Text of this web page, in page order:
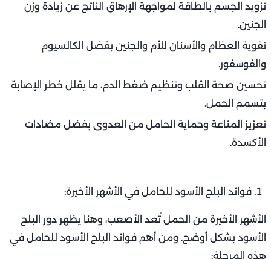
تزويد الجسم بالطاقة لمواجهة الإرهاق الناتج عن زيادة وزن
الجنين.
تقوية العظام والأسنان للأم والجنين بفضل الكالسيوم
والفوسفور.
تحسين صحة القلب وتنظيم ضغط الدم، ما يقلل خطر الإصابة
بتسمم الحمل.
تعزيز المناعة وحماية الحامل من العدوى بفضل مضادات
الأكسدة.
فوائد البلح الأسود للحامل في الأشهر الأخيرة:
الأشهر الأخيرة من الحمل تُعد الأصعب، وهنا يظهر دور البلح
الأسود بشكل أوضح. ومن أهم فوائد البلح الأسود للحامل في
هذه المرحلة: